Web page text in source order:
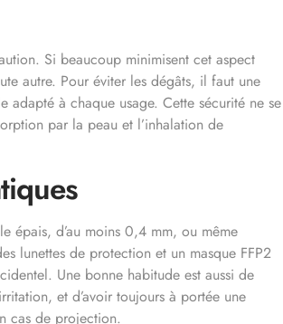
Si beaucoup minimisent cet aspect
autre. Pour éviter les dégâts, il faut une
à chaque usage. Cette sécurité ne se
par la peau et l’inhalation de
épais, d’au moins 0,4 mm, ou même
lunettes de protection et un masque FFP2
Une bonne habitude est aussi de
et d’avoir toujours à portée une
cas de projection.